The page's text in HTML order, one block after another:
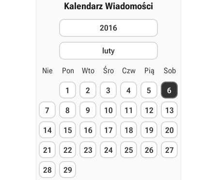
Kalendarz Wiadomości
2016
luty
Nie Pon Wto Śro Czw Pią Sob
1 2 3 4 5 6
7 8 9 10 11 12 13
14 15 16 17 18 19 20
21 22 23 24 25 26 27
28 29